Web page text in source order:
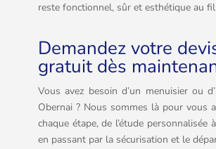
reste fonctionnel, sûr et esthétique au
Demandez votre
gratuit dès
Vous avez besoin d’un menuisier ou
Obernai ? Nous sommes là pour vous
chaque étape, de l’étude personnalisée
en passant par la sécurisation et le